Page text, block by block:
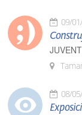
09/
08/